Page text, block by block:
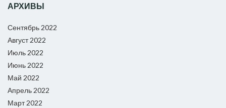
АРХИВЫ
Сентябрь 2022
Август 2022
Июль 2022
Июнь 2022
Май 2022
Апрель 2022
Март 2022